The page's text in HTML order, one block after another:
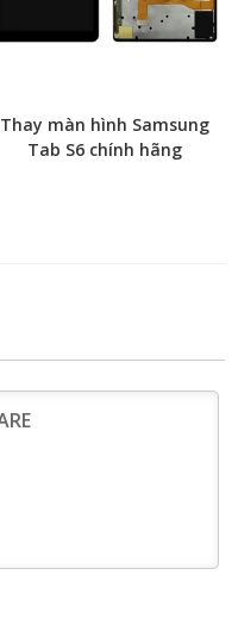
Thay màn hình Samsung
Tab S6 chính hãng